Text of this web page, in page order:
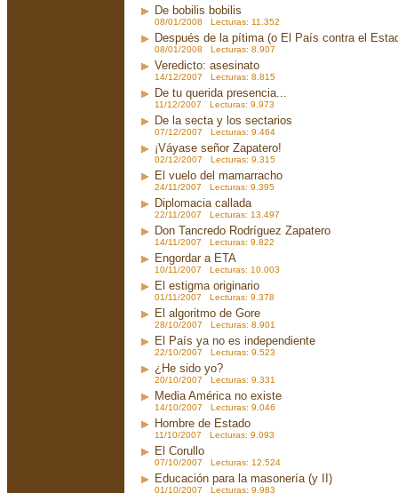
De bobilis bobilis
08/01/2008 Lecturas: 11.352
Después de la pítima (o El País contra el
08/01/2008 Lecturas: 8.907
Veredicto: asesinato
14/12/2007 Lecturas: 8.815
De tu querida presencia...
11/12/2007 Lecturas: 9.973
De la secta y los sectarios
07/12/2007 Lecturas: 9.464
¡Váyase señor Zapatero!
02/12/2007 Lecturas: 9.315
El vuelo del mamarracho
24/11/2007 Lecturas: 9.395
Diplomacia callada
22/11/2007 Lecturas: 13.497
Don Tancredo Rodríguez Zapatero
14/11/2007 Lecturas: 9.822
Engordar a ETA
10/11/2007 Lecturas: 10.003
El estigma originario
01/11/2007 Lecturas: 9.378
El algoritmo de Gore
28/10/2007 Lecturas: 8.901
El País ya no es independiente
22/10/2007 Lecturas: 9.523
¿He sido yo?
20/10/2007 Lecturas: 9.331
Media América no existe
14/10/2007 Lecturas: 9.046
Hombre de Estado
11/10/2007 Lecturas: 9.093
El Corullo
07/10/2007 Lecturas: 12.524
Educación para la masonería (y II)
01/10/2007 Lecturas: 9.983